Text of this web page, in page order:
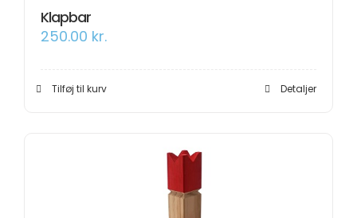
Klapbar
250.00 kr.
Tilføj til kurv Detaljer